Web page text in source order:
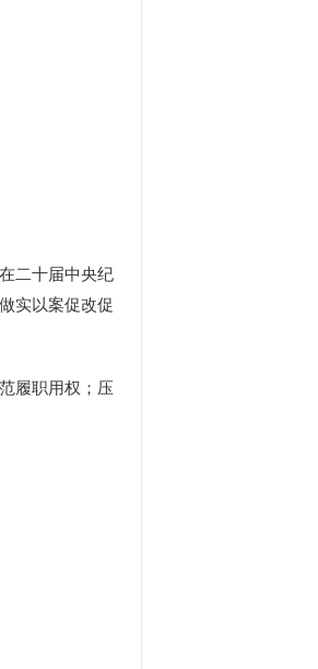
二十届中央纪
实以案促改促
履职用权；压